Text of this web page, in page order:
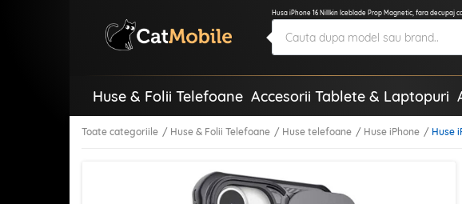
Husa iPhone 16 Nillkin Iceblade Prop Magnetic, fara decupaj
Huse & Folii Telefoane Accesorii Tablete & Laptopuri
Toate categoriile Huse & Folii Telefoane Huse telefoane Huse iPhone Huse